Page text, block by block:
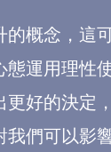
概念，這
運用理性
好的決定
們可以影